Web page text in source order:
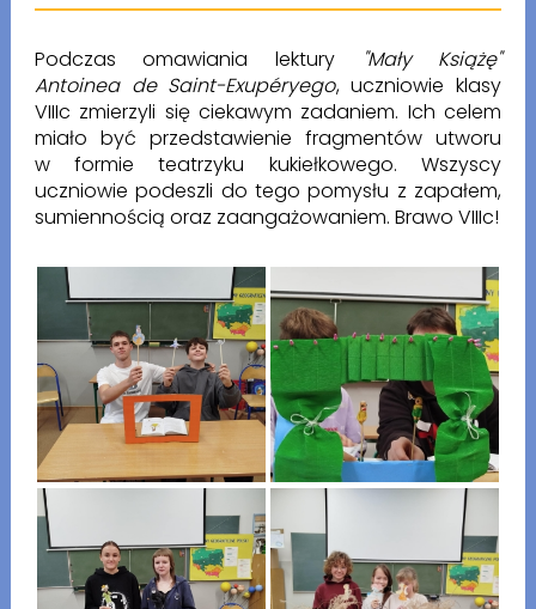
Podczas omawiania lektury
"Mały Książę"
Antoinea de Saint-Exupéryego, uczniowie klasy
VIIIc zmierzyli się ciekawym zadaniem. Ich celem
miało być przedstawienie fragmentów utworu
w formie teatrzyku kukiełkowego. Wszyscy
uczniowie podeszli do tego pomysłu z zapałem,
sumiennością oraz zaangażowaniem. Brawo VIIIc!